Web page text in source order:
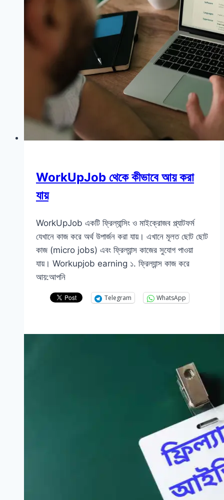
WorkUpJob থেকে কীভাবে আয় করা
যায়
WorkUpJob একটি ফ্রিল্যান্সিং ও মাইক্রোজব প্ল্যাটফর্ম
যেখানে কাজ করে অর্থ উপার্জন করা যায়। এখানে মূলত ছোট ছোট
কাজ (micro jobs) এবং ফ্রিল্যান্স কাজের সুযোগ পাওয়া
যায়। Workupjob earning ১. ফ্রিল্যান্স কাজ করে
আয়:আপনি
Telegram WhatsApp